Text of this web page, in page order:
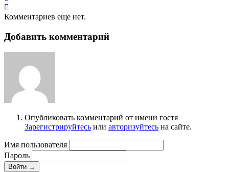
Комментариев еще нет.
Добавить комментарий
Опубликовать комментарий от имени гостя
Зарегистрируйтесь или авторизуйтесь на сайте.
Имя пользователя
Пароль
Войти →